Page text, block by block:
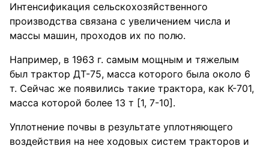
Интенсификация сельскохозяйственного
производства связана с увеличением числа и
массы машин, проходов их по полю.
Например, в 1963 г. самым мощным и тяжелым
был трактор ДТ-75, масса которого была около 6
т. Сейчас же появились такие трактора, как К-701,
масса которой более 13 т [1, 7-10].
Уплотнение почвы в результате уплотняющего
воздействия на нее ходовых систем тракторов и